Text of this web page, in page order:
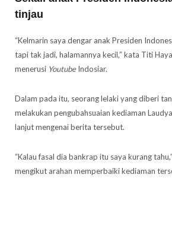
tinjau
“Kelmarin saya dengar anak Presiden
tapi tak jadi, halamannya kecil,” kata Titi
menerusi YoutubeIndosiar.
Dalam pada itu, seorang lelaki yang diberi
melakukan pengubahsuaian kediaman
lanjut mengenai berita tersebut.
“Kalau fasal dia bankrap itu saya kurang
mengikut arahan memperbaiki kediaman